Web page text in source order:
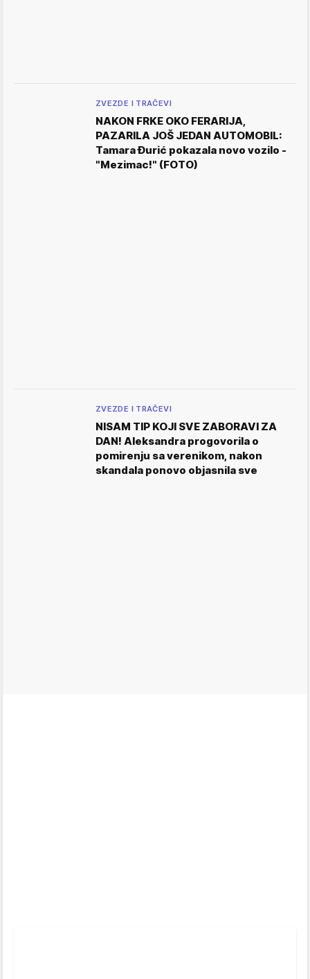
ZVEZDE I TRAČEVI
NAKON FRKE OKO FERARIJA,
PAZARILA JOŠ JEDAN AUTOMOBIL:
Tamara Đurić pokazala novo vozilo -
"Mezimac!" (FOTO)
ZVEZDE I TRAČEVI
NISAM TIP KOJI SVE ZABORAVI ZA
DAN! Aleksandra progovorila o
pomirenju sa verenikom, nakon
skandala ponovo objasnila sve